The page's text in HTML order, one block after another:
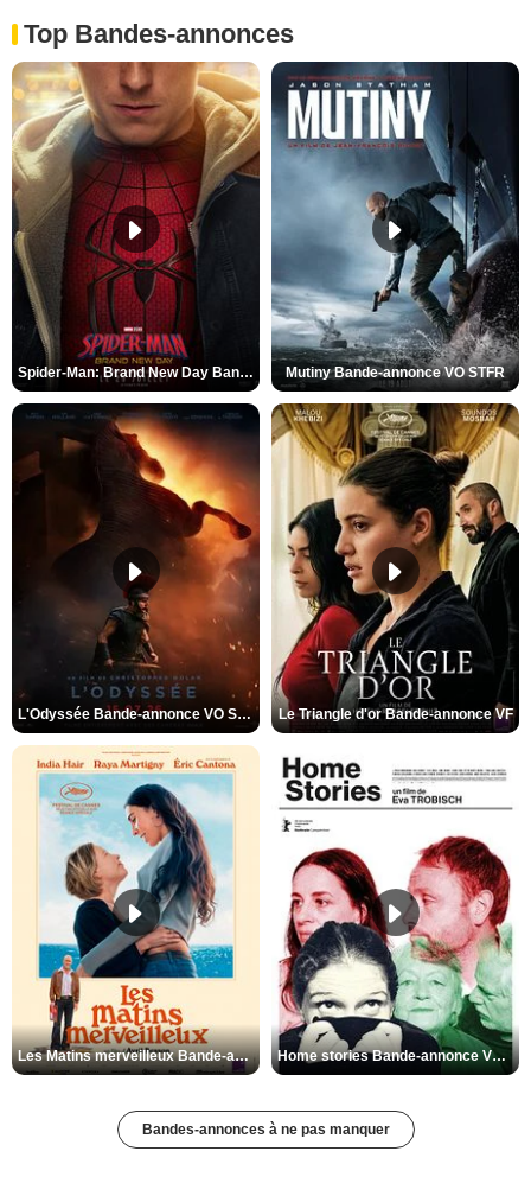
Top Bandes-annonces
Spider-Man: Brand New Day Bande-annonce VO STFR Mutiny Bande-annonce VO STFR
L'Odyssée Bande-annonce VO STFR Le Triangle d'or Bande-annonce VF
Les Matins merveilleux Bande-annonce VF Home stories Bande-annonce VO STFR
Bandes-annonces à ne pas manquer